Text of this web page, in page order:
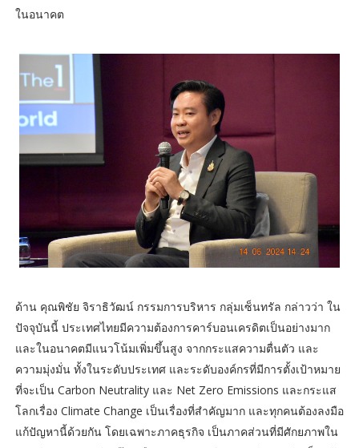
ในอนาคต
ด้าน คุณพิชัย จิราธิวัฒน์ กรรมการบริหาร กลุ่มเซ็นทรัล กล่าวว่า ใน
ปัจจุบันนี้ ประเทศไทยมีความต้องการคาร์บอนเครดิตเป็นอย่างมาก
และในอนาคตมีแนวโน้มเพิ่มขึ้นสูง จากกระแสความตื่นตัว และ
ความมุ่งมั่น ทั้งในระดับประเทศ และระดับองค์กรที่มีการตั้งเป้าหมาย
ที่จะเป็น Carbon Neutrality และ Net Zero Emissions และกระแส
โลกเรื่อง Climate Change เป็นเรื่องที่สำคัญมาก และทุกคนต้องลงมือ
แก้ปัญหานี้ด้วยกัน โดยเฉพาะภาคธุรกิจ เป็นภาคส่วนที่มีศักยภาพใน